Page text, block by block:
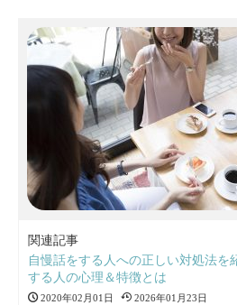
関連記事
自慢話をする人への正しい対処法を
する人の心理＆特徴とは
2020年02月01日 2026年01月23日